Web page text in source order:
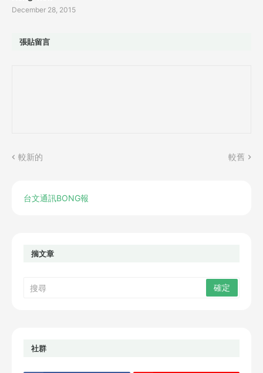
December 28, 2015
張貼留言
較新的 較舊
台文通訊BONG報
揣文章
社群